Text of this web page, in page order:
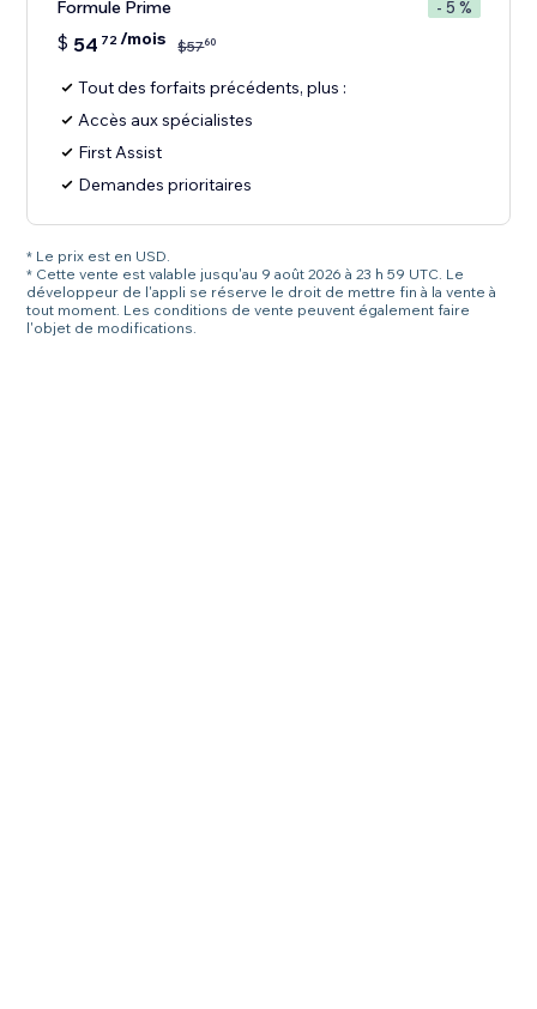
Formule Prime - 5 %
$ 54 72/mois $5760
Tout des forfaits précédents, plus :
Accès aux spécialistes
First Assist
Demandes prioritaires
* Le prix est en USD.
* Cette vente est valable jusqu'au 9 août 2026 à 23 h 59 UTC. Le
développeur de l'appli se réserve le droit de mettre fin à la vente à
tout moment. Les conditions de vente peuvent également faire
l'objet de modifications.